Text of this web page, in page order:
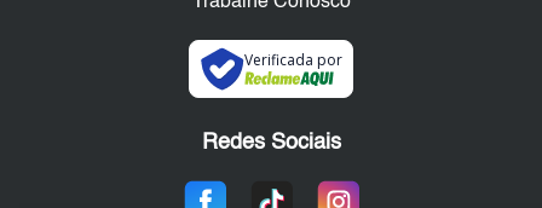
Verificada por
Redes Sociais